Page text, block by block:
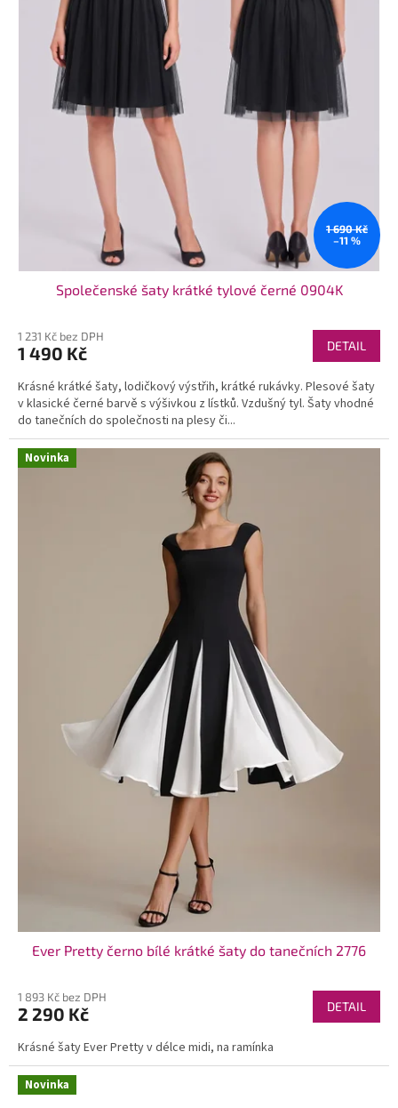
1 690 Kč
–11 %
Společenské šaty krátké tylové černé 0904K
1 231 Kč bez DPH
1 490 Kč DETAIL
Krásné krátké šaty, lodičkový výstřih, krátké rukávky. Plesové šaty
v klasické černé barvě s výšivkou z lístků. Vzdušný tyl. Šaty vhodné
do tanečních do společnosti na plesy či...
Novinka
Ever Pretty černo bílé krátké šaty do tanečních 2776
1 893 Kč bez DPH
2 290 Kč DETAIL
Krásné šaty Ever Pretty v délce midi, na ramínka
Novinka